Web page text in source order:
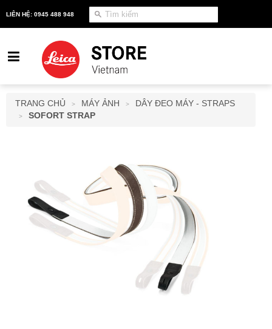
LIÊN HỆ: 0945 488 948
TRANG CHỦ > MÁY ẢNH > DÂY ĐEO MÁY - STRAPS
> SOFORT STRAP